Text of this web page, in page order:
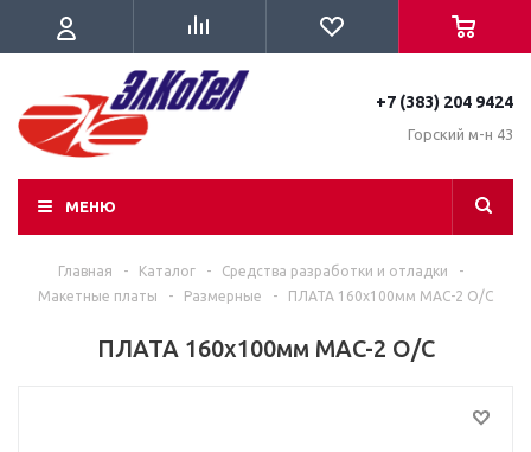
+7 (383) 204 9424
Горский м-н 43
МЕНЮ
Главная - Каталог - Средства разработки и отладки
-
Макетные платы
- Размерные - ПЛАТА 160x100мм MAC-2 О/С
ПЛАТА 160x100мм MAC-2 О/С